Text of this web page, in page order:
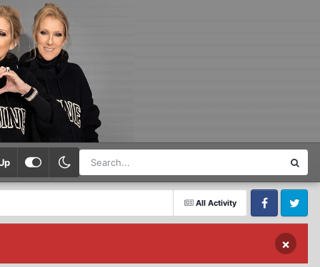
All Activity
FacebookTwitter
×